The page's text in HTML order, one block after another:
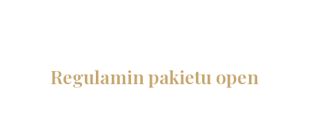
Regulamin pakietu open